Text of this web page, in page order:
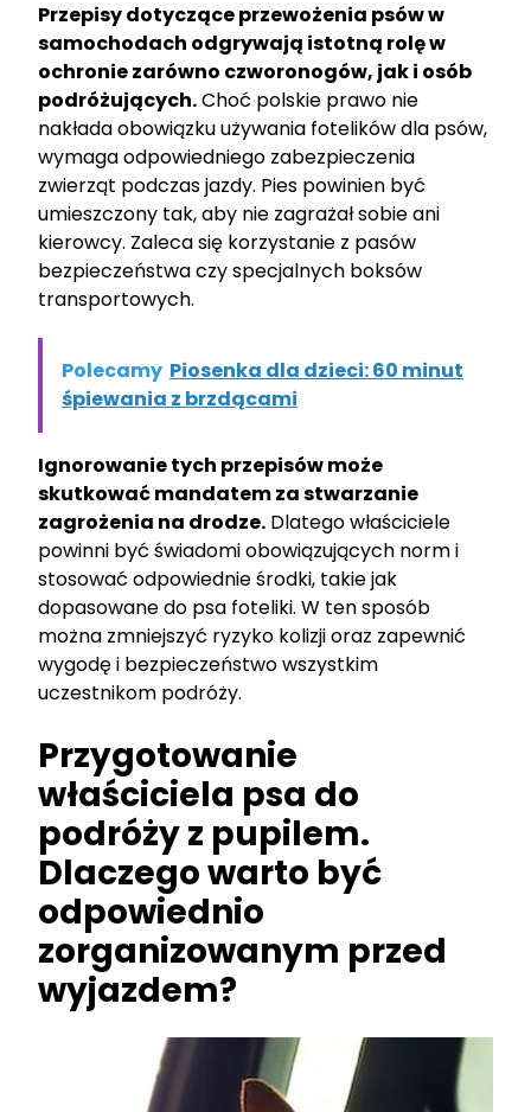
Przepisy dotyczące przewożenia psów w
samochodach odgrywają istotną rolę w
ochronie zarówno czworonogów, jak i osób
podróżujących.Choć polskie prawo nie
nakłada obowiązku używania fotelików dla psów,
wymaga odpowiedniego zabezpieczenia
zwierząt podczas jazdy. Pies powinien być
umieszczony tak, aby nie zagrażał sobie ani
kierowcy. Zaleca się korzystanie z pasów
bezpieczeństwa czy specjalnych boksów
transportowych.
Polecamy Piosenka dla dzieci: 60 minut
śpiewania z brzdącami
Ignorowanie tych przepisów może
skutkować mandatem za stwarzanie
zagrożenia na drodze. Dlatego właściciele
powinni być świadomi obowiązujących norm i
stosować odpowiednie środki, takie jak
dopasowane do psa foteliki. W ten sposób
można zmniejszyć ryzyko kolizji oraz zapewnić
wygodę i bezpieczeństwo wszystkim
uczestnikom podróży.
Przygotowanie
właściciela psa do
podróży z pupilem.
Dlaczego warto być
odpowiednio
zorganizowanym przed
wyjazdem?